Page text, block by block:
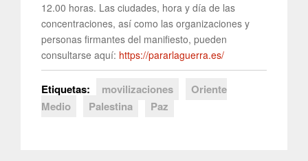
12.00 horas. Las ciudades, hora y día de las
concentraciones, así como las organizaciones y
personas firmantes del manifiesto, pueden
consultarse aquí: https://pararlaguerra.es/
Etiquetas: movilizaciones
Oriente
Medio
Palestina Paz